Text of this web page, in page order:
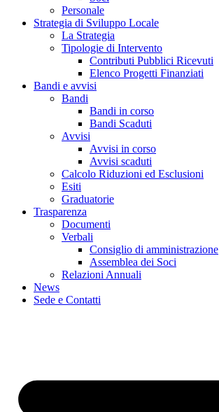
Personale
Strategia di Sviluppo Locale
La Strategia
Tipologie di Intervento
Contributi Pubblici Ricevuti
Elenco Progetti Finanziati
Bandi e avvisi
Bandi
Bandi in corso
Bandi Scaduti
Avvisi
Avvisi in corso
Avvisi scaduti
Calcolo Riduzioni ed Esclusioni
Esiti
Graduatorie
Trasparenza
Documenti
Verbali
Consiglio di amministrazione
Assemblea dei Soci
Relazioni Annuali
News
Sede e Contatti